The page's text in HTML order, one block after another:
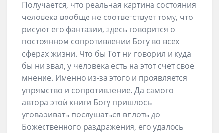
Получается, что реальная картина состояния
человека вообще не соответствует тому, что
рисуют его фантазии, здесь говорится о
постоянном сопротивлении Богу во всех
сферах жизни. Что бы Тот ни говорил и куда
бы ни звал, у человека есть на этот счет свое
мнение. Именно из-за этого и проявляется
упрямство и сопротивление. Да самого
автора этой книги Богу пришлось
уговаривать послушаться вплоть до
Божественного раздражения, его удалось